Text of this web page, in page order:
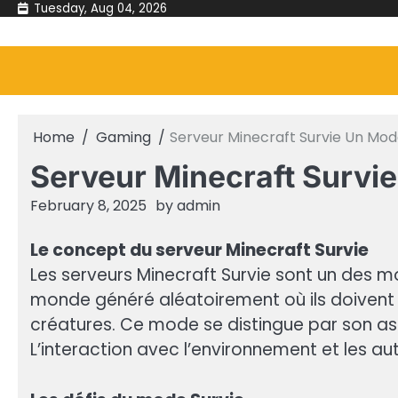
Skip
content
Tuesday, Aug 04, 2026
Home Gaming Serveur Minecraft Survie Un
Serveur Minecraft
February 8, 2025 byadmin
Le concept du serveur Minecraft Survie
Les serveurs Minecraft Survie sont un des
monde généré aléatoirement où ils
créatures. Ce mode se distingue par son
L’interaction avec l’environnement et les